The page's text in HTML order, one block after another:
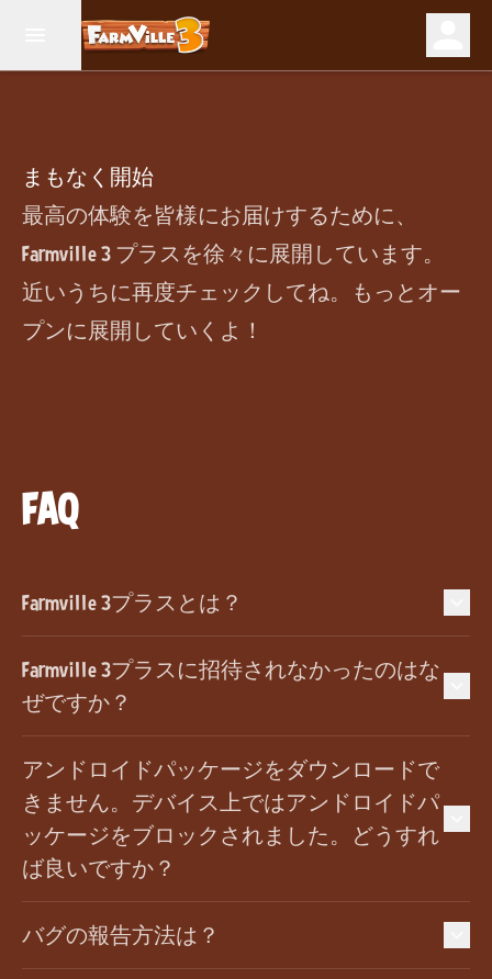
まもなく開始
最高の体験を皆様にお届けするために、
Farmville 3 プラスを徐々に展開しています。
近いうちに再度チェックしてね。もっとオー
プンに展開していくよ！
FAQ
Farmville 3プラスとは？
Farmville 3プラスに招待されなかったのはな
ぜですか？
アンドロイドパッケージをダウンロードで
きません。デバイス上ではアンドロイドパ
ッケージをブロックされました。どうすれ
ば良いですか？
バグの報告方法は？